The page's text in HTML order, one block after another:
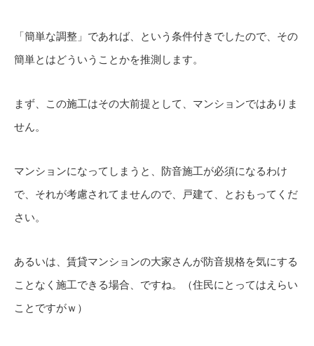
「簡単な調整」であれば、という条件付きでしたので、その
簡単とはどういうことかを推測します。
まず、この施工はその大前提として、マンションではありま
せん。
マンションになってしまうと、防音施工が必須になるわけ
で、それが考慮されてませんので、戸建て、とおもってくだ
さい。
あるいは、賃貸マンションの大家さんが防音規格を気にする
ことなく施工できる場合、ですね。（住民にとってはえらい
ことですがｗ）